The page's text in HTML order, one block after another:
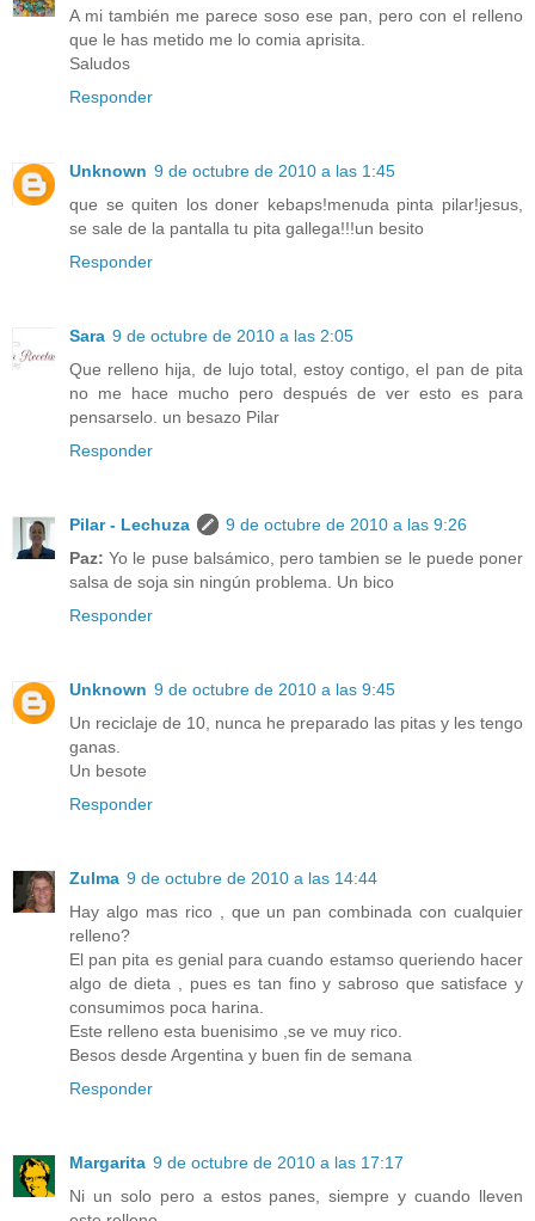
A mi también me parece soso ese pan, pero con el relleno
que le has metido me lo comia aprisita.
Saludos
Responder
Unknown 9 de octubre de 2010 a las 1:45
que se quiten los doner kebaps!menuda pinta pilar!jesus,
se sale de la pantalla tu pita gallega!!!un besito
Responder
Sara 9 de octubre de 2010 a las 2:05
Que relleno hija, de lujo total, estoy contigo, el pan de pita
no me hace mucho pero después de ver esto es para
pensarselo. un besazo Pilar
Responder
Pilar - Lechuza
9 de octubre de 2010 a las 9:26
Paz: Yo le puse balsámico, pero tambien se le puede poner
salsa de soja sin ningún problema. Un bico
Responder
Unknown 9 de octubre de 2010 a las 9:45
Un reciclaje de 10, nunca he preparado las pitas y les tengo
ganas.
Un besote
Responder
Zulma 9 de octubre de 2010 a las 14:44
Hay algo mas rico , que un pan combinada con cualquier
relleno?
El pan pita es genial para cuando estamso queriendo hacer
algo de dieta , pues es tan fino y sabroso que satisface y
consumimos poca harina.
Este relleno esta buenisimo ,se ve muy rico.
Besos desde Argentina y buen fin de semana
Responder
Margarita 9 de octubre de 2010 a las 17:17
Ni un solo pero a estos panes, siempre y cuando lleven